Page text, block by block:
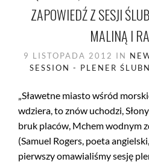
ZAPOWIEDŹ Z SESJI
MALINĄ I
9 LISTOPADA 2012 IN
SESSION - PLENER
„Sławetne miasto wśród
wdziera, to znów uchodzi,
bruk placów, Mchem wodnym
(Samuel Rogers, poeta
pierwszy omawialiśmy sesję